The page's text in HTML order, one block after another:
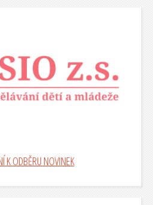
K ODBĚRU NOVINEK